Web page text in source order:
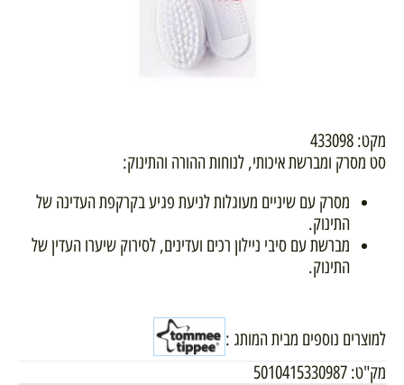
מקט: 433098
סט מסרק ומברשת איכותי, לנוחות ההורה והתינוק:
מסרק עם שיניים מעוגלות לניעת פגיע בקרקפת העדינה של
התינוק.
מברשת עם סיבי ניילון רכים ועדינים, לסירוק שיערו העדין של
התינוק.
למוצרים נוספים מבית המותג :
מק"ט: 5010415330987